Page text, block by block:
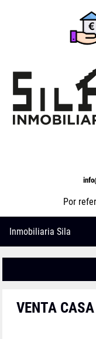
Inmobiliaria Sila
Por
VENTA